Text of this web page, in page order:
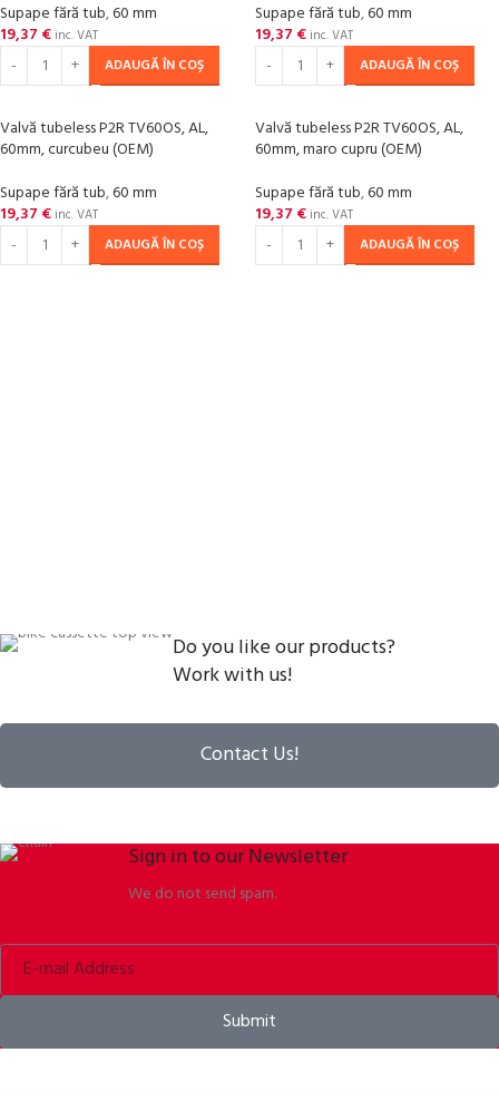
Supape fără tub,60 mm
19,37 € inc. VAT
ADAUGĂ ÎN COȘ
Supape fără tub,60 mm
19,37 € inc. VAT
ADAUGĂ ÎN COȘ
Valvă tubeless P2R TV60OS, AL,
60mm, curcubeu (OEM)
Supape fără tub,60 mm
19,37 € inc. VAT
ADAUGĂ ÎN COȘ
Valvă tubeless P2R TV60OS, AL,
60mm, maro cupru (OEM)
Supape fără tub,60 mm
19,37 € inc. VAT
ADAUGĂ ÎN COȘ
Do you like our products?
Work with us!
Contact Us!
Sign in to our Newsletter
We do not send spam.
Submit